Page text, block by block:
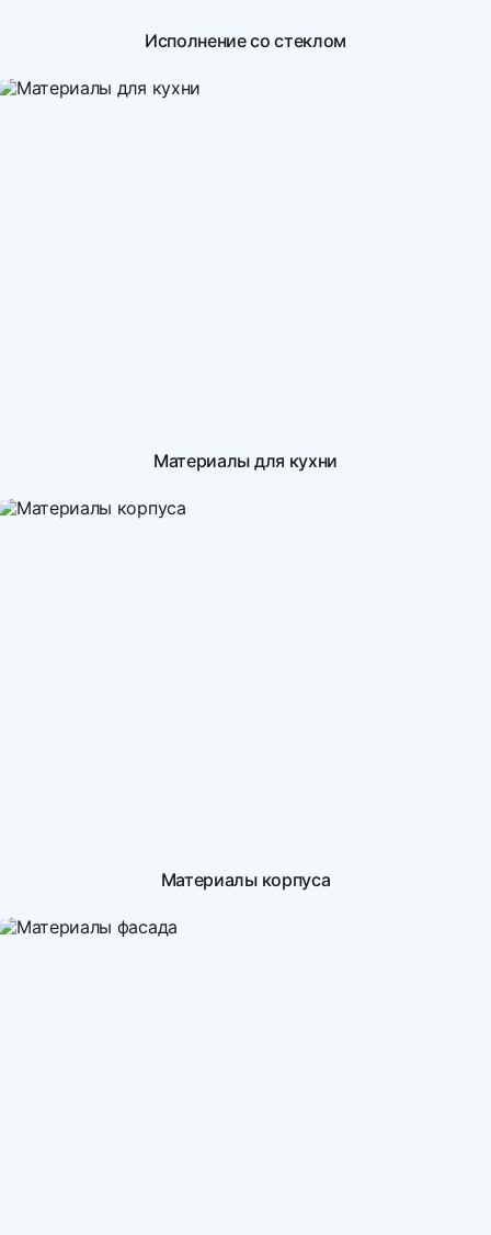
Исполнение со стеклом
Материалы для кухни
Материалы корпуса